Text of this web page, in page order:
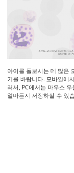
아이를 돌보시는 데 많은
기를 바랍니다. 모바일에
러서, PC에서는 마우스 우
얼마든지 저장하실 수 있